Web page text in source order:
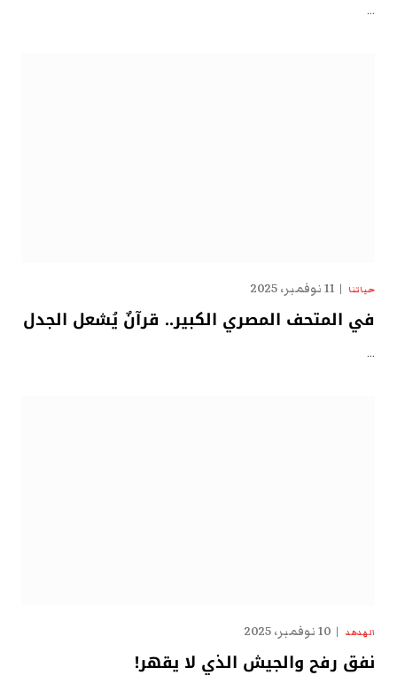
…
حياتنا 11 نوفمبر، 2025
في المتحف المصري الكبير.. قرآنٌ يُشعل الجدل
…
الهدهد 10 نوفمبر، 2025
نفق رفح والجيش الذي لا يقهر!